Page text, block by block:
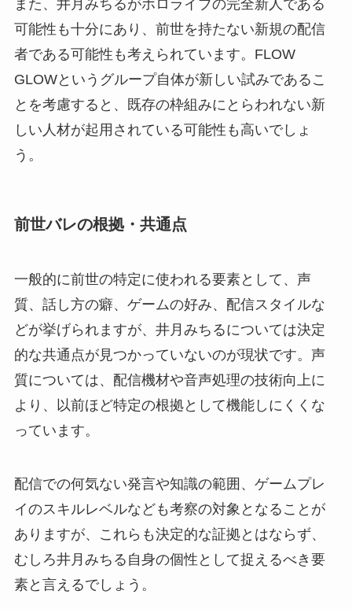
また、井月みちるがホロライブの完全新人である
可能性も十分にあり、前世を持たない新規の配信
者である可能性も考えられています。FLOW
GLOWというグループ自体が新しい試みであるこ
とを考慮すると、既存の枠組みにとらわれない新
しい人材が起用されている可能性も高いでしょ
う。
前世バレの根拠・共通点
一般的に前世の特定に使われる要素として、声
質、話し方の癖、ゲームの好み、配信スタイルな
どが挙げられますが、井月みちるについては決定
的な共通点が見つかっていないのが現状です。声
質については、配信機材や音声処理の技術向上に
より、以前ほど特定の根拠として機能しにくくな
っています。
配信での何気ない発言や知識の範囲、ゲームプレ
イのスキルレベルなども考察の対象となることが
ありますが、これらも決定的な証拠とはならず、
むしろ井月みちる自身の個性として捉えるべき要
素と言えるでしょう。